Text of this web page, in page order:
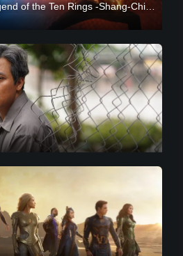
Shang-Chi and the Legend of the Ten Rings -Shang-Chi và huyền thoại Thập Luân